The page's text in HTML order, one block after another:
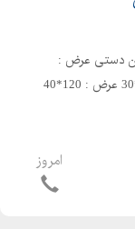
زن دستی عرض :
امروز